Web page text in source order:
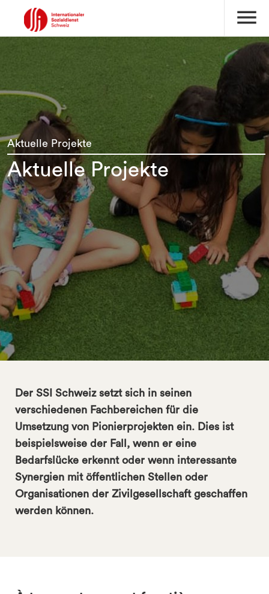
menu
Aktuelle Projekte
Aktuelle Projekte
Der SSI Schweiz setzt sich in seinen
verschiedenen Fachbereichen für die
Umsetzung von Pionierprojekten ein. Dies ist
beispielsweise der Fall, wenn er eine
Bedarfslücke erkennt oder wenn interessante
Synergien mit öffentlichen Stellen oder
Organisationen der Zivilgesellschaft geschaffen
werden können.